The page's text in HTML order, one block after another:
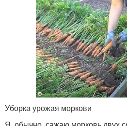
Уборка урожая моркови